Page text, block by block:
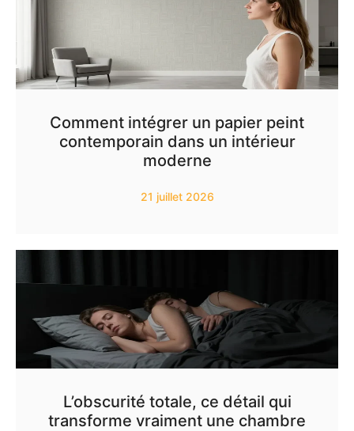
Comment intégrer un papier peint
contemporain dans un intérieur
moderne
21 juillet 2026
L’obscurité totale, ce détail qui
transforme vraiment une chambre